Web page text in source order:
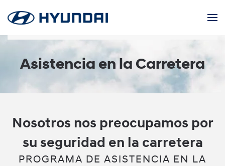
Skip to main content
Asistencia en la Carretera
Nosotros nos preocupamos por
su seguridad en la carretera
PROGRAMA DE ASISTENCIA EN LA